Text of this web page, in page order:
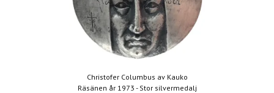
Christofer Columbus av Kauko
Räsänen år 1973 - Stor silvermedalj